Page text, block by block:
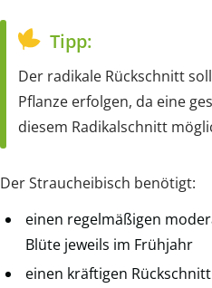
Tipp:
Der radikale Rückschnitt
Pflanze erfolgen, da eine
diesem Radikalschnitt
Der Straucheibisch benötigt:
einen regelmäßigen
Blüte jeweils im Frühjahr
einen kräftigen